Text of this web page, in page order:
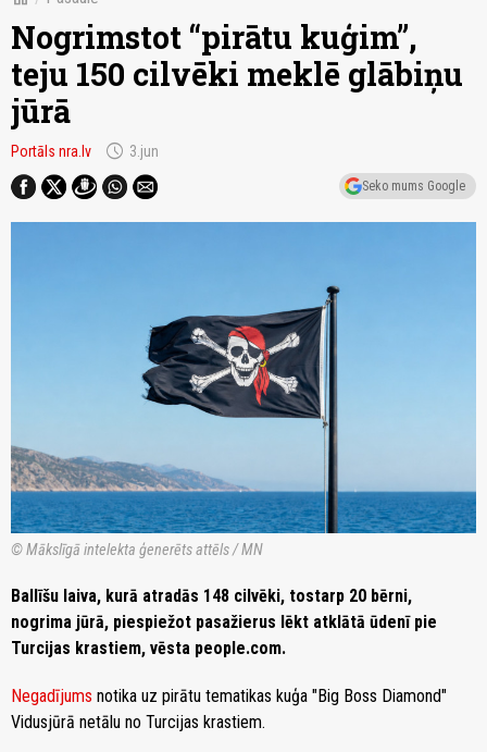
Nogrimstot “pirātu kuģim”,
teju 150 cilvēki meklē glābiņu
jūrā
Portāls nra.lv schedule 3.jun
Seko mums Google
© Mākslīgā intelekta ģenerēts attēls / MN
Ballīšu laiva, kurā atradās 148 cilvēki, tostarp 20 bērni,
nogrima jūrā, piespiežot pasažierus lēkt atklātā ūdenī pie
Turcijas krastiem, vēsta people.com.
Negadījums notika uz pirātu tematikas kuģa "Big Boss Diamond"
Vidusjūrā netālu no Turcijas krastiem.